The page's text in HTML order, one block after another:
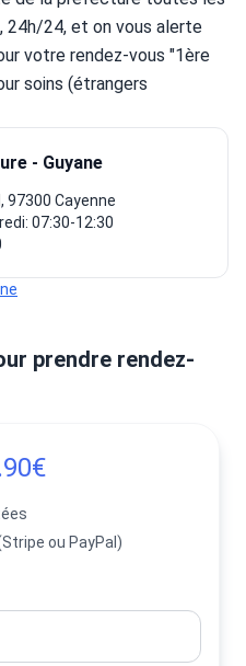
24h/24, et on vous alerte
votre rendez-vous "1ère
soins (étrangers
- Guyane
97300 Cayenne
07:30-12:30
prendre rendez-
ou PayPal)